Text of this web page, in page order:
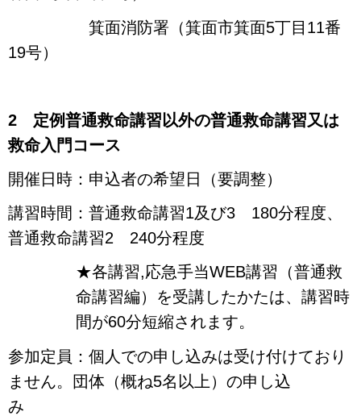
箕面消防署（箕面市箕面5丁目11番
19号）
2 定例普通救命講習以外の普通救命講習又は
救命入門コース
開催日時：申込者の希望日（要調整）
講習時間：普通救命講習1及び3 180分程度、
普通救命講習2 240分程度
★各講習,応急手当WEB講習（普通救
命講習編）を受講したかたは、講習時
間が60分短縮されます。
参加定員：個人での申し込みは受け付けており
ません。団体（概ね5名以上）の申し込
み